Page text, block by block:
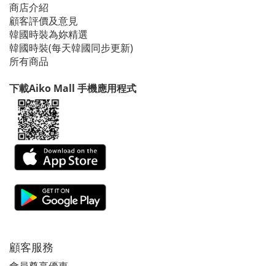
商店介紹
顧客評價及意見
韓國時裝為妳精選
韓國時裝(每天韓國同步更新)
所有商品
下載Aiko Mall 手機應用程式
顧客服務